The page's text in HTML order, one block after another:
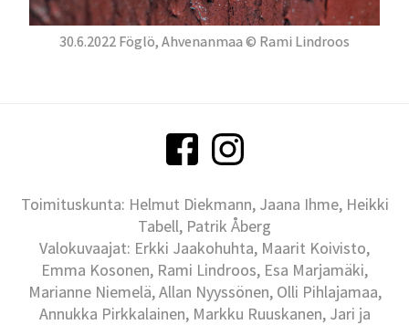
30.6.2022 Föglö, Ahvenanmaa © Rami Lindroos
Toimituskunta: Helmut Diekmann, Jaana Ihme, Heikki
Tabell, Patrik Åberg
Valokuvaajat: Erkki Jaakohuhta, Maarit Koivisto,
Emma Kosonen, Rami Lindroos, Esa Marjamäki,
Marianne Niemelä, Allan Nyyssönen, Olli Pihlajamaa,
Annukka Pirkkalainen, Markku Ruuskanen, Jari ja